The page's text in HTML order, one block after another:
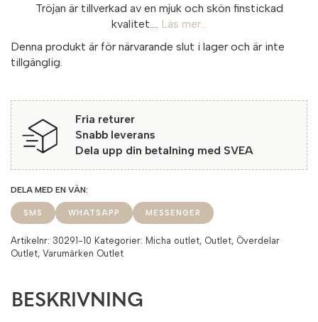
Tröjan är tillverkad av en mjuk och skön finstickad
kvalitet....
Läs mer...
Denna produkt är för närvarande slut i lager och är inte
tillgänglig.
Fria returer
Snabb leverans
Dela upp din betalning med SVEA
SMS WHATSAPP MESSENGER
Artikelnr: 30291-10 Kategorier: Micha outlet, Outlet, Överdelar
Outlet, Varumärken Outlet
BESKRIVNING